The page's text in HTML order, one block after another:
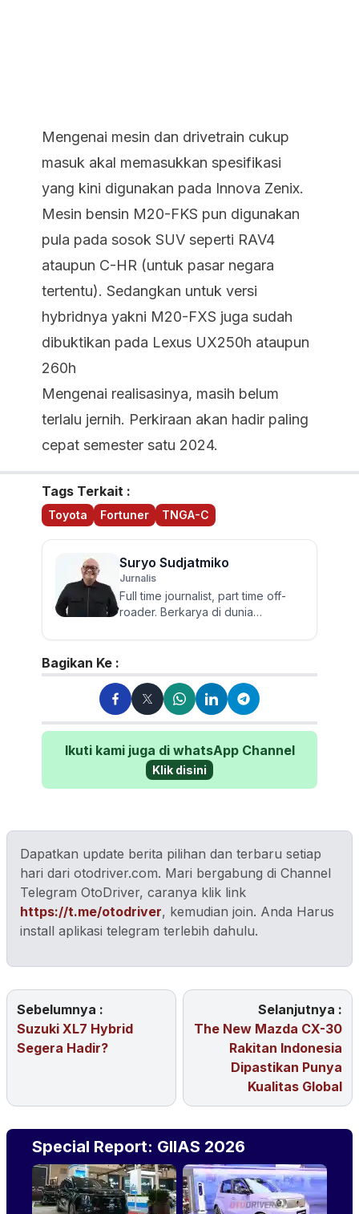
Mengenai mesin dan drivetrain cukup
masuk akal memasukkan spesifikasi
yang kini digunakan pada Innova Zenix.
Mesin bensin M20-FKS pun digunakan
pula pada sosok SUV seperti RAV4
ataupun C-HR (untuk pasar negara
tertentu). Sedangkan untuk versi
hybridnya yakni M20-FXS juga sudah
dibuktikan pada Lexus UX250h ataupun
260h
Mengenai realisasinya, masih belum
terlalu jernih. Perkiraan akan hadir paling
cepat semester satu 2024.
Tags Terkait :
Toyota Fortuner TNGA-C
Suryo Sudjatmiko
Jurnalis
Full time journalist, part time off-
roader. Berkarya di dunia
Lulusan Sastra UGM ini te...
Bagikan Ke :
Ikuti kami juga di whatsApp Channel
Klik disini
Dapatkan update berita pilihan dan terbaru setiap
hari dari otodriver.com. Mari bergabung di Channel
Telegram OtoDriver, caranya klik link
https://t.me/otodriver, kemudian join. Anda Harus
install aplikasi telegram terlebih dahulu.
Sebelumnya :
Suzuki XL7 Hybrid
Segera Hadir?
Selanjutnya :
The New Mazda CX-30
Rakitan Indonesia
Dipastikan Punya
Kualitas Global
Special Report: GIIAS 2026